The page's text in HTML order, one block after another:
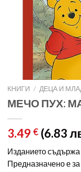
КНИГИ / ДЕЦА И
МЕЧО ПУХ:
3.49 € (6.83
Изданието съдържа
Предназначено е